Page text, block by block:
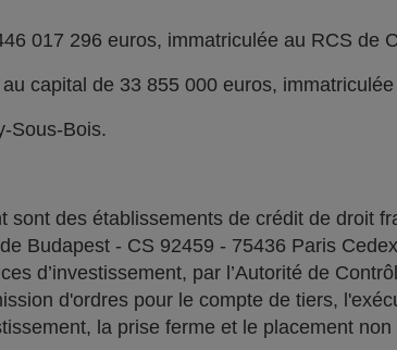
017 296 euros, immatriculée au RCS de
capital de 33 855 000 euros,
Sous-Bois.
des établissements de crédit de droit
Budapest - CS 92459 - 75436 Paris
d’investissement, par l’Autorité de
d'ordres pour le compte de tiers,
la prise ferme et le placement non